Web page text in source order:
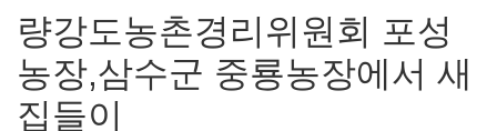
량강도농촌경리위원회 포성
농장,삼수군 중룡농장에서 새
집들이